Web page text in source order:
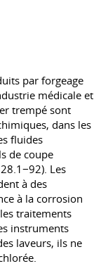
par forgeage
médicale et
trempé sont
dans les
fluides
de coupe
Les
à des
à la corrosion
traitements
instruments
laveurs, ils ne